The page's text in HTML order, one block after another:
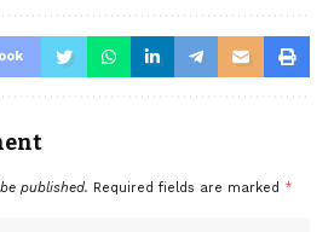
published. Required fields are marked *